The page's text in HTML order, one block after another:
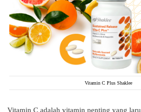
Vitamin C Plus Shaklee
Vitamin C adalah vitamin penting yang